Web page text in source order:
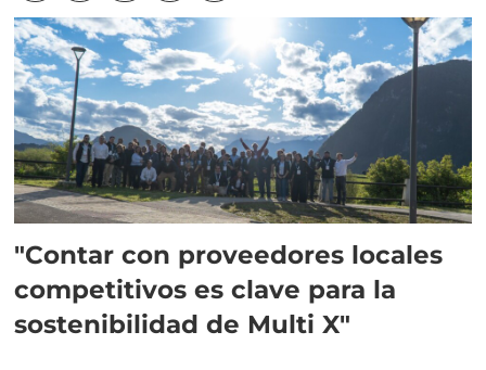
"Contar con proveedores locales
competitivos es clave para la
sostenibilidad de Multi X"